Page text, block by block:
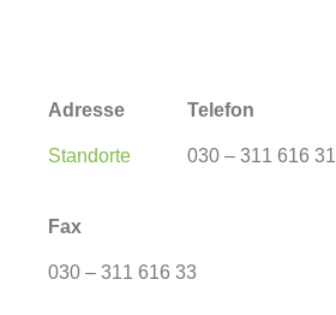
Adresse
Standorte
Telefon
030 – 311 616 31
Fax
030 – 311 616 33